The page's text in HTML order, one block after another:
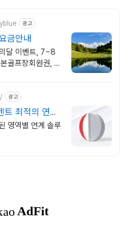
광고
금안내
달 이벤트, 7~8
골프장회원권, 특
광고
최적의 연계
영역별 연계 솔루